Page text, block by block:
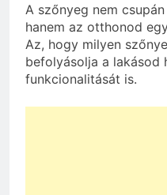
A szőnyeg nem
hanem az otthonod
Az, hogy milyen
befolyásolja a lakásod
funkcionalitását is.